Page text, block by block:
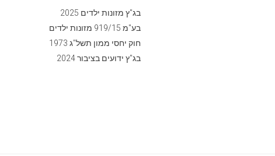
בג"ץ מזונות ילדים 2025
בע"מ 919/15 מזונות ילדים
חוק יחסי ממון תשל"ג 1973
בג"ץ ידועים בציבור 2024